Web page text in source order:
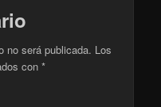
no será publicada. Los
con*